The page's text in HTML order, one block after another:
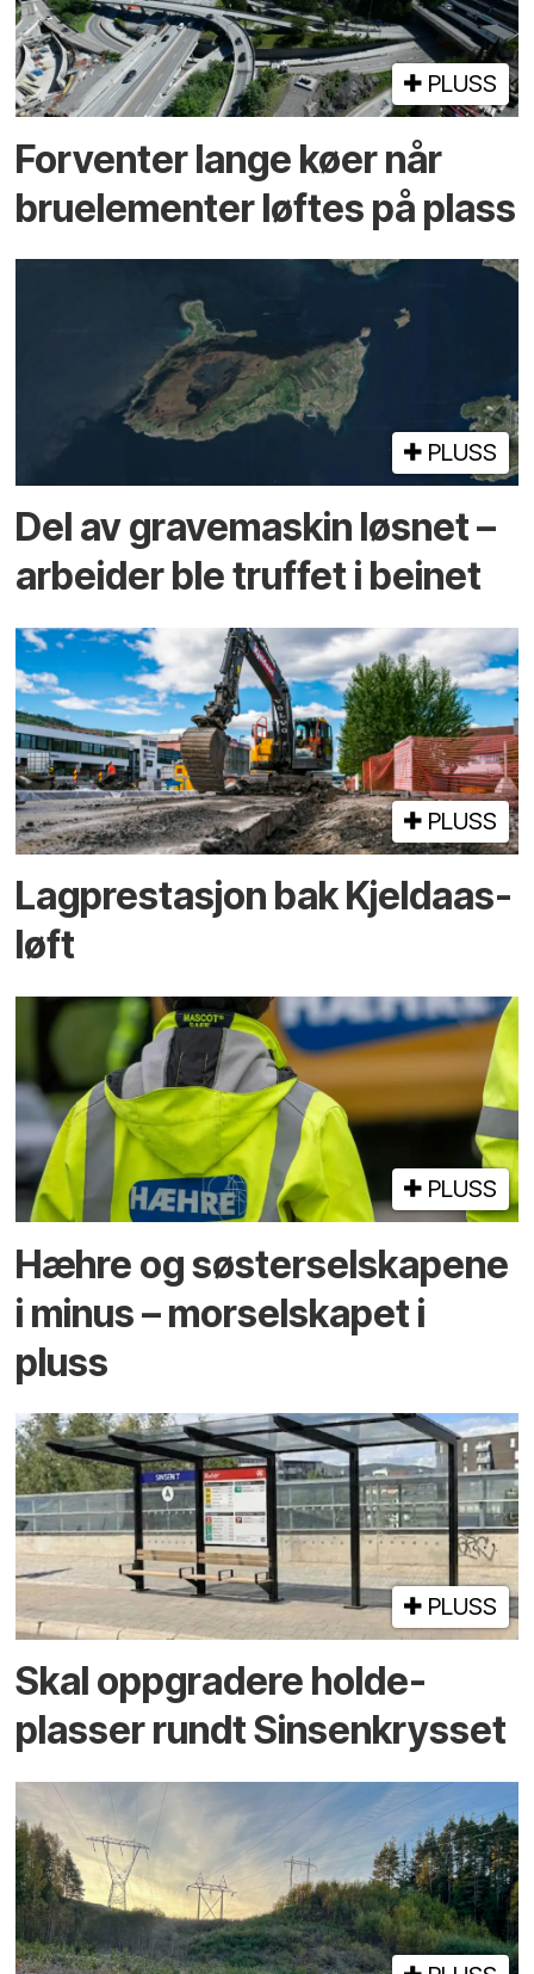
PLUSS
Forventer lange køer når
bru­elementer løftes på plass
PLUSS
Del av grave­maskin løsnet –
arbeider ble truffet i beinet
PLUSS
Lagprestasjon bak Kjeldaas-
løft
PLUSS
Hæhre og søster­selskapene
i minus – mor­selskapet i
pluss
PLUSS
Skal oppgradere holde­
plasser rundt Sinsenkrysset